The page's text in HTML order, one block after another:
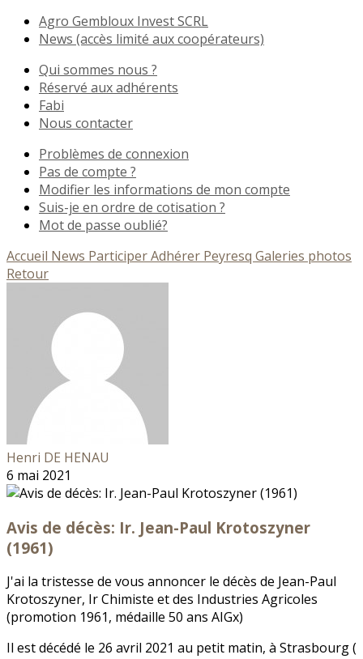
Agro Gembloux Invest SCRL
News (accès limité aux coopérateurs)
Qui sommes nous ?
Réservé aux adhérents
Fabi
Nous contacter
Problèmes de connexion
Pas de compte ?
Modifier les informations de mon compte
Suis-je en ordre de cotisation ?
Mot de passe oublié?
Accueil News ParticiperAdhérer Peyresq Galeries photos
Retour
Henri DE HENAU
6 mai 2021
Avis de décès: Ir. Jean-Paul Krotoszyner
(1961)
J'ai la tristesse de vous annoncer le décès de Jean-Paul
Krotoszyner, Ir Chimiste et des Industries Agricoles
(promotion 1961, médaille 50 ans AIGx)
Il est décédé le 26 avril 2021 au petit matin, à Strasbourg (